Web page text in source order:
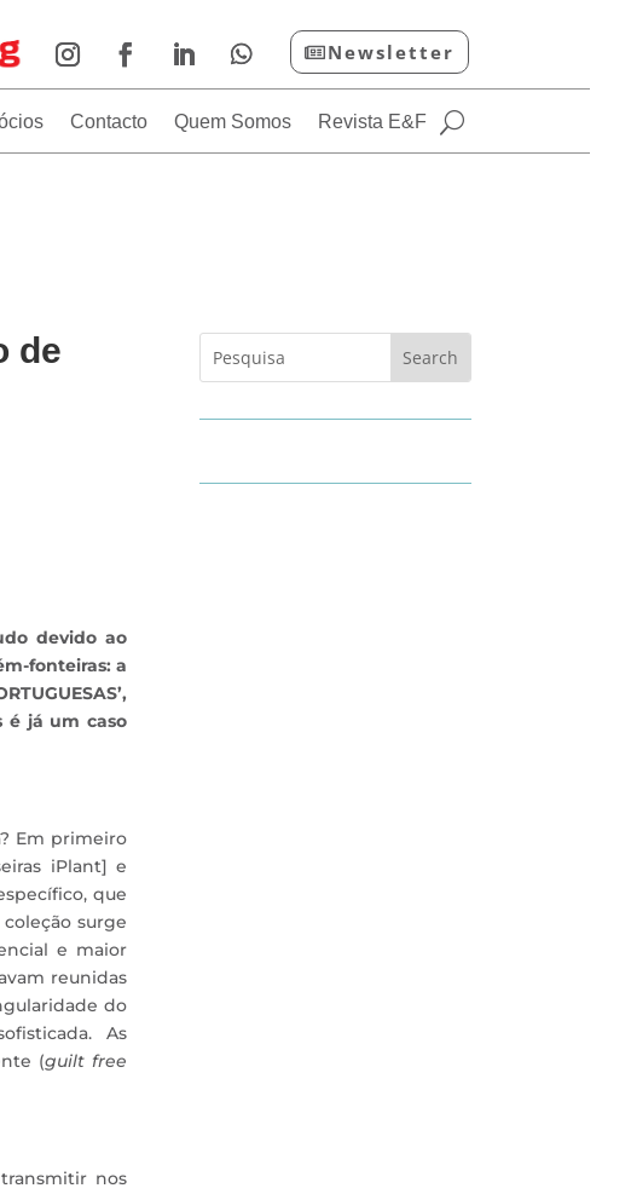
Newsletter
Contacto Quem Somos Revista E&F
de
devido ao
fonteiras: a
é já um caso
Em primeiro
iPlant] e
que
surge
e maior
reunidas
do
As
(guilt free
nos